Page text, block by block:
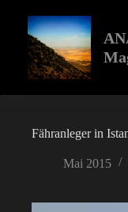
springen
Fähranleger in
Mai 2015